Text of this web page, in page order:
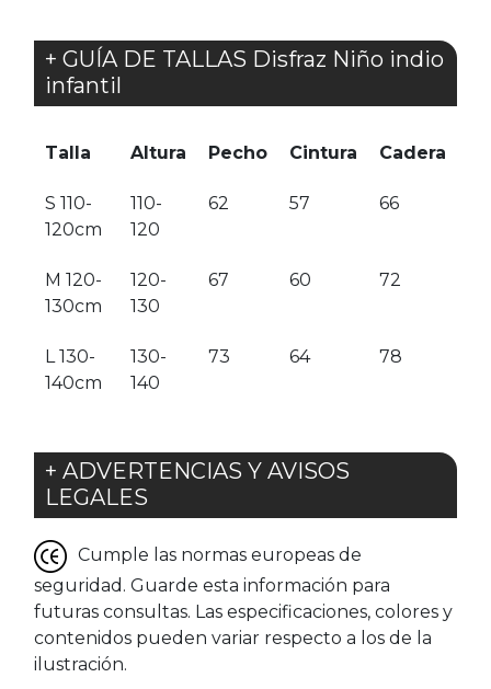
+ GUÍA DE TALLAS Disfraz Niño indio
infantil
Talla Altura Pecho Cintura Cadera
S 110-
120cm
110-
120
62 57 66
M 120-
130cm
120-
130
67 60 72
L 130-
140cm
130-
140
73 64 78
+ ADVERTENCIAS Y AVISOS
LEGALES
Cumple las normas europeas de
seguridad. Guarde esta información para
futuras consultas. Las especificaciones, colores y
contenidos pueden variar respecto a los de la
ilustración.